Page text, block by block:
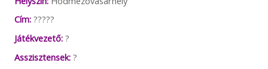
Cím:?????
Játékvezető:?
Asszisztensek:?